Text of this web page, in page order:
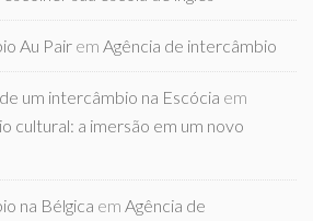
Au Pair em Agência de intercâmbio
um intercâmbio na Escócia em
cultural: a imersão em um novo
na Bélgica em Agência de